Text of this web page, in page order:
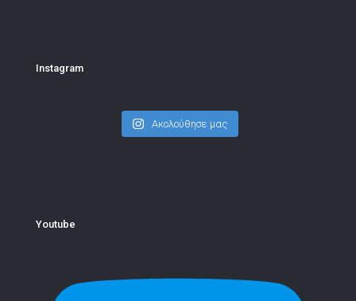
Instagram
Ακολούθησε μας
Youtube